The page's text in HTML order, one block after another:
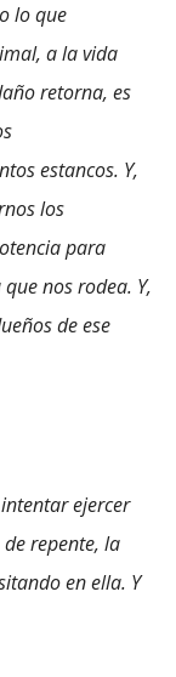
lo que
a la vida
retorna, es
estancos. Y,
los
para
nos rodea. Y,
de ese
ejercer
repente, la
en ella. Y